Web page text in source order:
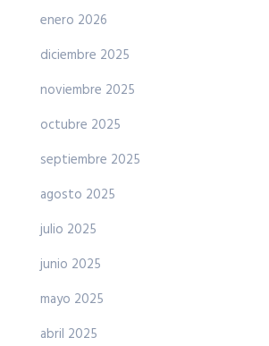
enero 2026
diciembre 2025
noviembre 2025
octubre 2025
septiembre 2025
agosto 2025
julio 2025
junio 2025
mayo 2025
abril 2025